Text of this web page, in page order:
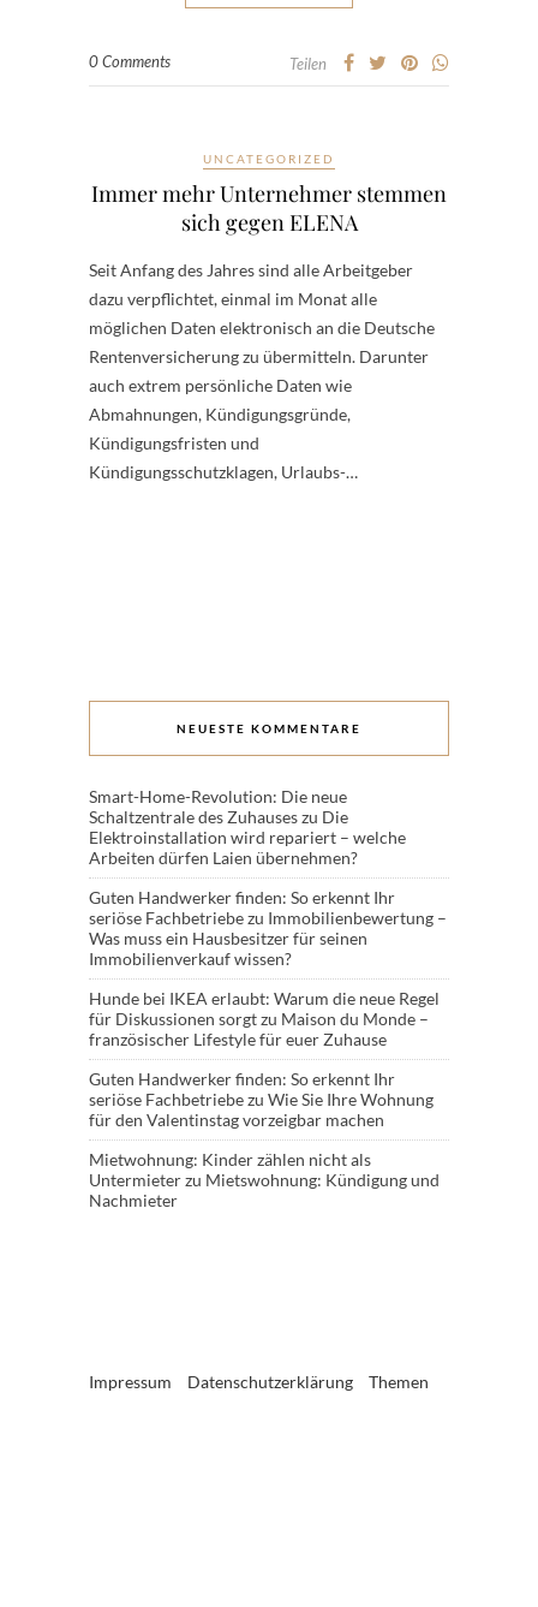
0 Comments Teilen
UNCATEGORIZED
Immer mehr Unternehmer stemmen
sich gegen ELENA
Seit Anfang des Jahres sind alle Arbeitgeber
dazu verpflichtet, einmal im Monat alle
möglichen Daten elektronisch an die Deutsche
Rentenversicherung zu übermitteln. Darunter
auch extrem persönliche Daten wie
Abmahnungen, Kündigungsgründe,
Kündigungsfristen und
Kündigungsschutzklagen, Urlaubs-…
NEUESTE KOMMENTARE
Smart-Home-Revolution: Die neue
Schaltzentrale des Zuhauseszu Die
Elektroinstallation wird repariert – welche
Arbeiten dürfen Laien übernehmen?
Guten Handwerker finden: So erkennt Ihr
seriöse Fachbetriebezu Immobilienbewertung –
Was muss ein Hausbesitzer für seinen
Immobilienverkauf wissen?
Hunde bei IKEA erlaubt: Warum die neue Regel
für Diskussionen sorgtzu Maison du Monde –
französischer Lifestyle für euer Zuhause
Guten Handwerker finden: So erkennt Ihr
seriöse Fachbetriebezu Wie Sie Ihre Wohnung
für den Valentinstag vorzeigbar machen
Mietwohnung: Kinder zählen nicht als
Untermieterzu Mietswohnung: Kündigung und
Nachmieter
Impressum Datenschutzerklärung Themen